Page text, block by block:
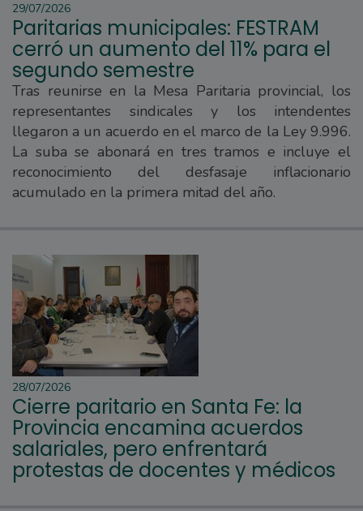
29/07/2026
Paritarias municipales: FESTRAM
cerró un aumento del 11% para el
segundo semestre
Tras reunirse en la Mesa Paritaria provincial, los
representantes sindicales y los intendentes
llegaron a un acuerdo en el marco de la Ley 9.996.
La suba se abonará en tres tramos e incluye el
reconocimiento del desfasaje inflacionario
acumulado en la primera mitad del año.
28/07/2026
Cierre paritario en Santa Fe: la
Provincia encamina acuerdos
salariales, pero enfrentará
protestas de docentes y médicos